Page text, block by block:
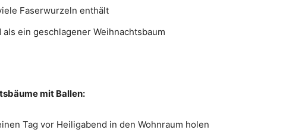
Faserwurzeln enthält
ein geschlagener Weihnachtsbaum
mit Ballen:
Tag vor Heiligabend in den Wohnraum holen